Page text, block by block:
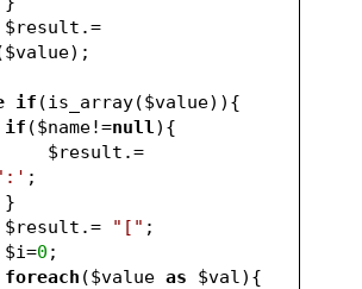
$result .=
$value);
if (is_array($value)){
if ($name!=null){
$result
;
            }
$result .= "[" ;
$i=0 ;
foreach ($value as $val){